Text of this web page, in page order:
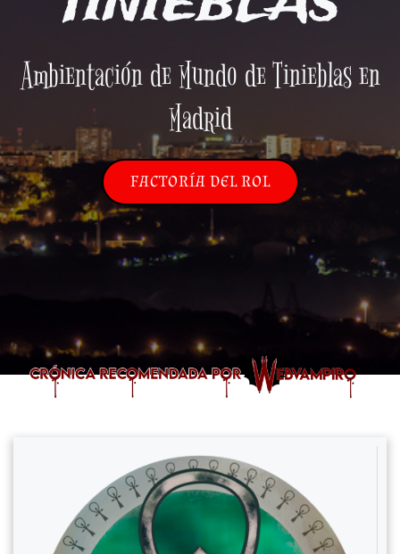
Ambientación de Mundo de Tinieblas en
Madrid
FACTORÍA DEL ROL